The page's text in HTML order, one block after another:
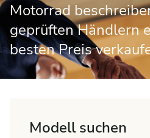
Motorrad
geprüften Händlern
besten Preis
Modell suchen